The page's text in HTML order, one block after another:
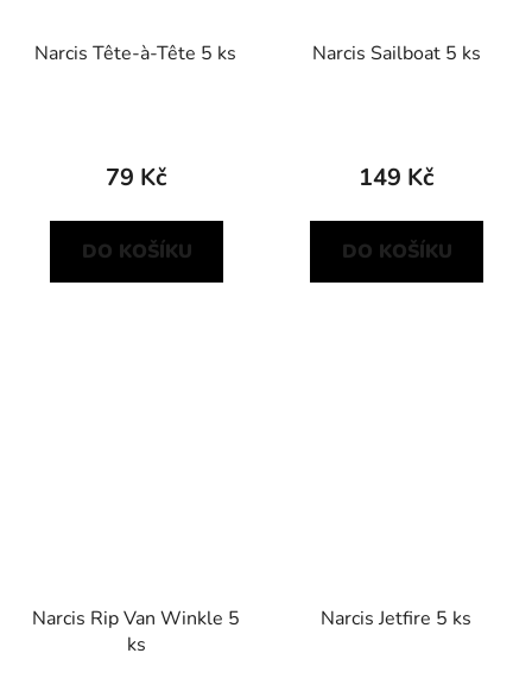
Narcis Tête-à-Tête 5 ks
79 Kč
DO KOŠÍKU
Narcis Sailboat 5 ks
149 Kč
DO KOŠÍKU
Narcis Rip Van Winkle 5
ks
Narcis Jetfire 5 ks